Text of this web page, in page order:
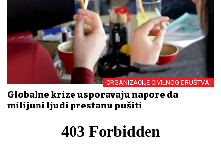
ORGANIZACIJE CIVILNOG DRUŠTVA:
Globalne krize usporavaju napore da
milijuni ljudi prestanu pušiti